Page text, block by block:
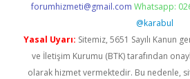
forumhizmeti@gmail.com Whatsapp:
@karabul
Yasal Uyarı: Sitemiz, 5651 Sayılı Kanun
ve İletişim Kurumu (BTK) tarafından
olarak hizmet vermektedir. Bu nedenle,